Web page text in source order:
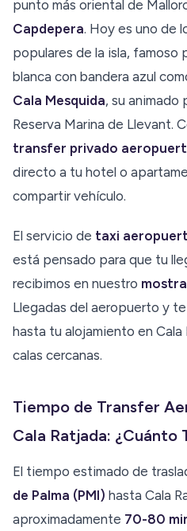
punto más oriental de
Capdepera. Hoy es uno de
populares de la isla, famoso
blanca con bandera azul
Cala Mesquida, su animado
Reserva Marina de Llevant.
transfer privado
directo a tu hotel o
compartir vehículo.
El servicio de taxi
está pensado para que tu
recibimos en nuestro
Llegadas del aeropuerto y
hasta tu alojamiento en
calas cercanas.
Tiempo de Transfer
Cala Ratjada: ¿Cuánto
El tiempo estimado de
de Palma (PMI) hasta Cala
aproximadamente 70-80